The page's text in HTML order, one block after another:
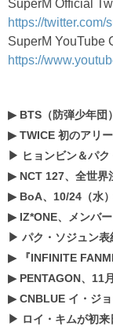
SuperM Official
https://twitter.com/
SuperM YouTube
https://
▶ BTS（防弾少年
▶TWICE 初のアリーナツアー完走！「東
▶ ヒョンビン＆パク・シ
▶ NCT 127、全世界注目の
▶ BoA、10/24（水
▶ IZ*ONE、メンバ
▶ パク・ソジュン表紙・
▶
『INFINITE
▶ PENTAGON、11
▶CNBLUE イ・ジョンヒ
▶ ロイ・キムが初来日フ